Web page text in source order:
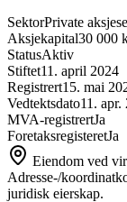
SektorPrivate
Aksjekapital30 000
StatusAktiv
Stiftet11. april 2024
Registrert15. mai
Vedtektsdato11. apr.
MVA-registrertJa
ForetaksregisteretJa
Eiendom ved
Adresse-/
juridisk eierskap.